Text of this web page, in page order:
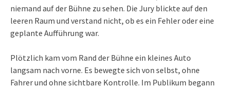
niemand auf der Bühne zu sehen. Die Jury blickte auf den
leeren Raum und verstand nicht, ob es ein Fehler oder eine
geplante Aufführung war.
Plötzlich kam vom Rand der Bühne ein kleines Auto
langsam nach vorne. Es bewegte sich von selbst, ohne
Fahrer und ohne sichtbare Kontrolle. Im Publikum begann